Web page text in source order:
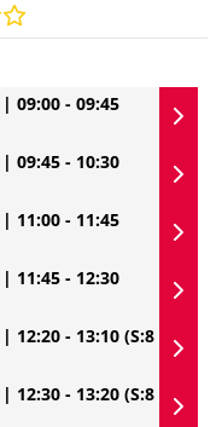
09:00 - 09:45
09:45 - 10:30
11:00 - 11:45
11:45 - 12:30
12:20 - 13:10 (S:8
12:30 - 13:20 (S:8